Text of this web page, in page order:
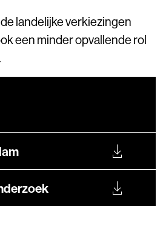
landelijke verkiezingen
een minder opvallende rol